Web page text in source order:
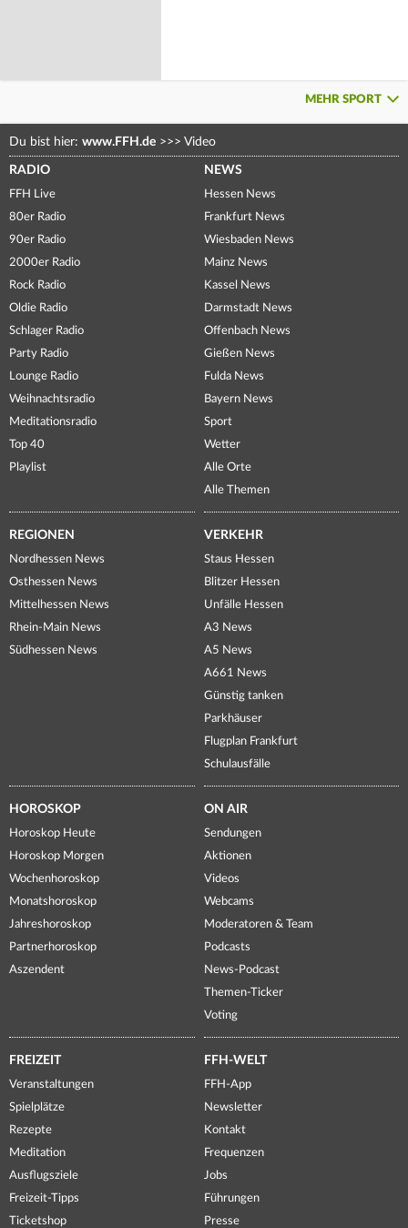
MEHR SPORT
Du bist hier: www.FFH.de >>> Video
RADIO
FFH Live
80er Radio
90er Radio
2000er Radio
Rock Radio
Oldie Radio
Schlager Radio
Party Radio
Lounge Radio
Weihnachtsradio
Meditationsradio
Top 40
Playlist
NEWS
Hessen News
Frankfurt News
Wiesbaden News
Mainz News
Kassel News
Darmstadt News
Offenbach News
Gießen News
Fulda News
Bayern News
Sport
Wetter
Alle Orte
Alle Themen
REGIONEN
Nordhessen News
Osthessen News
Mittelhessen News
Rhein-Main News
Südhessen News
VERKEHR
Staus Hessen
Blitzer Hessen
Unfälle Hessen
A3 News
A5 News
A661 News
Günstig tanken
Parkhäuser
Flugplan Frankfurt
Schulausfälle
HOROSKOP
Horoskop Heute
Horoskop Morgen
Wochenhoroskop
Monatshoroskop
Jahreshoroskop
Partnerhoroskop
Aszendent
ON AIR
Sendungen
Aktionen
Videos
Webcams
Moderatoren & Team
Podcasts
News-Podcast
Themen-Ticker
Voting
FREIZEIT
Veranstaltungen
Spielplätze
Rezepte
Meditation
Ausflugsziele
Freizeit-Tipps
Ticketshop
FFH-WELT
FFH-App
Newsletter
Kontakt
Frequenzen
Jobs
Führungen
Presse